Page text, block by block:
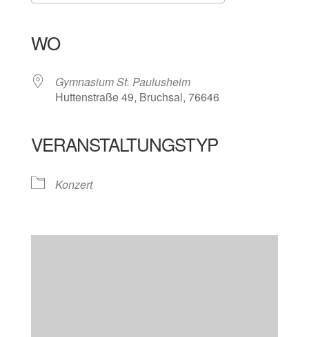
WO
Gymnasium St. Paulusheim
Huttenstraße 49, Bruchsal, 76646
VERANSTALTUNGSTYP
Konzert